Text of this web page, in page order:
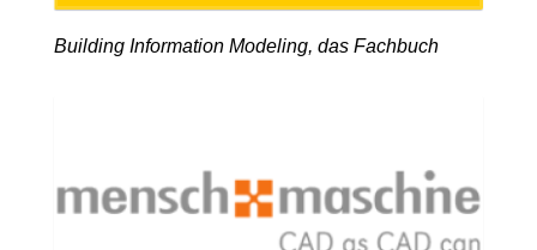
Building Information Modeling, das Fachbuch